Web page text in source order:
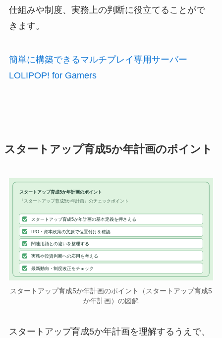
仕組みや制度、実務上の判断に役立てることがで
きます。
簡単に構築できるマルチプレイ専用サーバー
LOLIPOP! for Gamers
スタートアップ育成5か年計画のポイント
スタートアップ育成5か年計画のポイント
『スタートアップ育成5か年計画』のチェックポイント
スタートアップ育成5か年計画の基本定義を押さえる
IPO・資本政策の文脈で位置付けを確認
関連用語との違いを整理する
実務や投資判断への応用を考える
最新動向・制度改正をチェック
スタートアップ育成5か年計画のポイント（スタートアップ育成5
か年計画）の図解
スタートアップ育成5か年計画を理解するうえで、